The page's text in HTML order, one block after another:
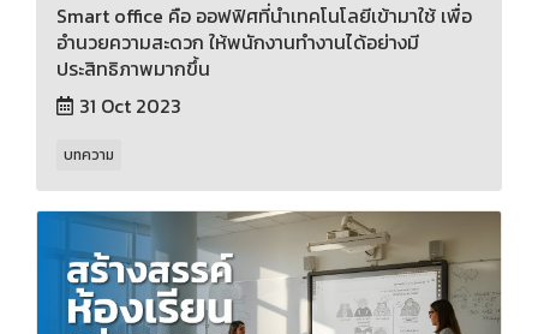
Smart office คือ ออฟฟิศที่นำเทคโนโลยีเข้ามาใช้ เพื่อ
อำนวยความสะดวก ให้พนักงานทำงานได้อย่างมี
ประสิทธิภาพมากขึ้น
31 Oct 2023
บทความ